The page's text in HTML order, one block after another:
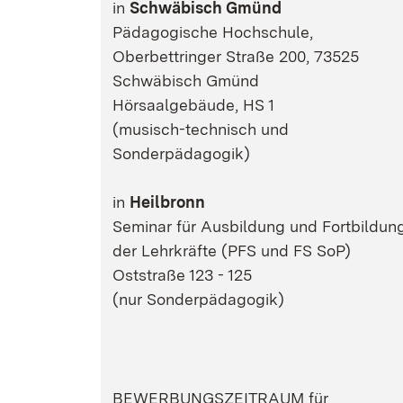
in Schwäbisch Gmünd
Pädagogische Hochschule,
Oberbettringer Straße 200, 73525
Schwäbisch Gmünd
Hörsaalgebäude, HS 1
(musisch-technisch und
Sonderpädagogik)
in Heilbronn
Seminar für Ausbildung und
der Lehrkräfte (PFS und FS SoP)
Oststraße 123 - 125
(nur Sonderpädagogik)
BEWERBUNGSZEITRAUM für